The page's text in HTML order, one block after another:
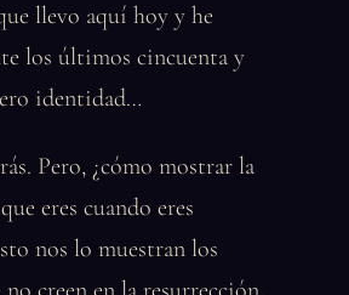
llevo aquí hoy y he
los últimos cincuenta y
identidad…
Pero, ¿cómo mostrar la
eres cuando eres
nos lo muestran los